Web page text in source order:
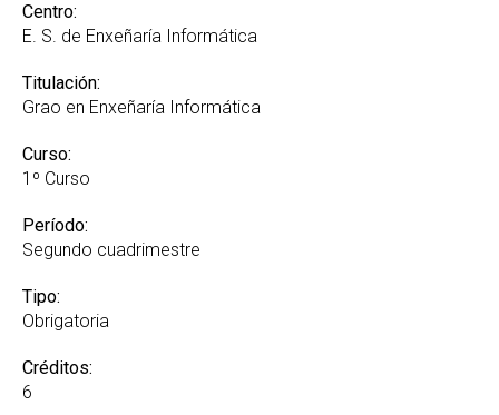
Suplemento Europeo ao Título
Centro:
E. S. de Enxeñaría Informática
Titulación:
Grao en Enxeñaría Informática
Curso:
1º Curso
Período:
Segundo cuadrimestre
Tipo:
Obrigatoria
Créditos:
6